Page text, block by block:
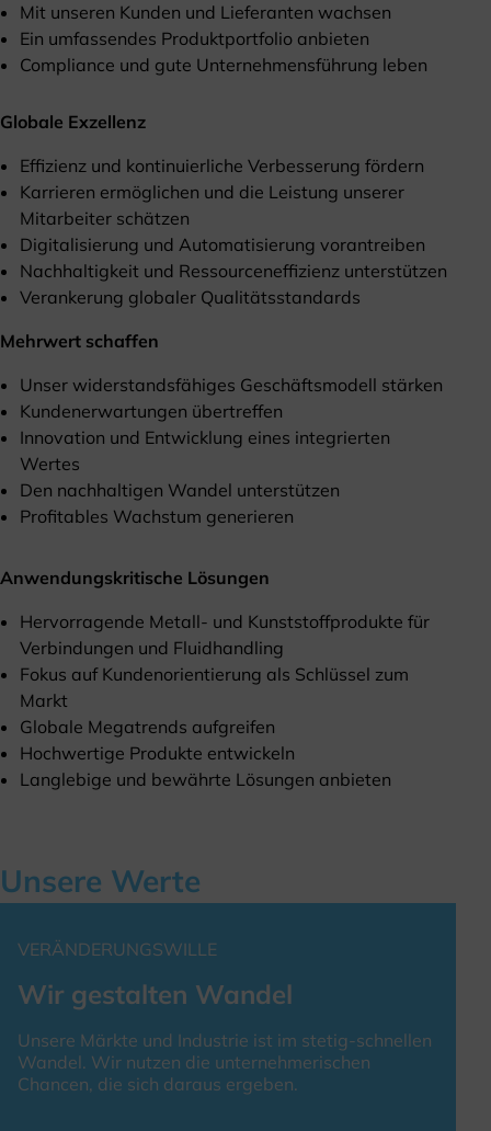
Mit unseren Kunden und Lieferanten wachsen
Ein umfassendes Produktportfolio anbieten
Compliance und gute Unternehmensführung leben
Globale Exzellenz
Effizienz und kontinuierliche Verbesserung fördern
Karrieren ermöglichen und die Leistung unserer
Mitarbeiter schätzen
Digitalisierung und Automatisierung vorantreiben
Nachhaltigkeit und Ressourceneffizienz unterstützen
Verankerung globaler Qualitätsstandards
Mehrwert schaffen
Unser widerstandsfähiges Geschäftsmodell stärken
Kundenerwartungen übertreffen
Innovation und Entwicklung eines integrierten
Wertes
Den nachhaltigen Wandel unterstützen
Profitables Wachstum generieren
Anwendungskritische Lösungen
Hervorragende Metall- und Kunststoffprodukte für
Verbindungen und Fluidhandling
Fokus auf Kundenorientierung als Schlüssel zum
Markt
Globale Megatrends aufgreifen
Hochwertige Produkte entwickeln
Langlebige und bewährte Lösungen anbieten
Unsere Werte
VERÄNDERUNGSWILLE
Wir gestalten Wandel
Unsere Märkte und Industrie ist im stetig-schnellen
Wandel. Wir nutzen die unternehmerischen
Chancen, die sich daraus ergeben.